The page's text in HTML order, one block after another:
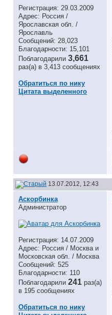
Регистрация: 29.03.2009
Адрес: Россия /
Ярославская обл. /
Ярославль
Сообщений: 28,023
Благодарности: 15,101
Поблагодарили 3,661
раз(а) в 3,413 сообщениях
Обратиться по нику
Цитата выделенного
13.07.2012, 12:43
Аскорбинка
Администратор
Регистрация: 14.07.2009
Адрес: Россия / Москва и
Московская обл. / Москва
Сообщений: 525
Благодарности: 110
Поблагодарили 241 раз(а)
в 195 сообщениях
Обратиться по нику